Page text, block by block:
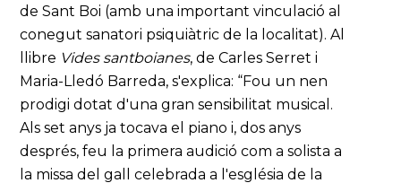
de Sant Boi (amb una important vinculació al
conegut sanatori psiquiàtric de la localitat). Al
llibre Vides santboianes, de Carles Serret i
Maria-Lledó Barreda, s'explica: “Fou un nen
prodigi dotat d'una gran sensibilitat musical.
Als set anys ja tocava el piano i, dos anys
després, feu la primera audició com a solista a
la missa del gall celebrada a l'església de la